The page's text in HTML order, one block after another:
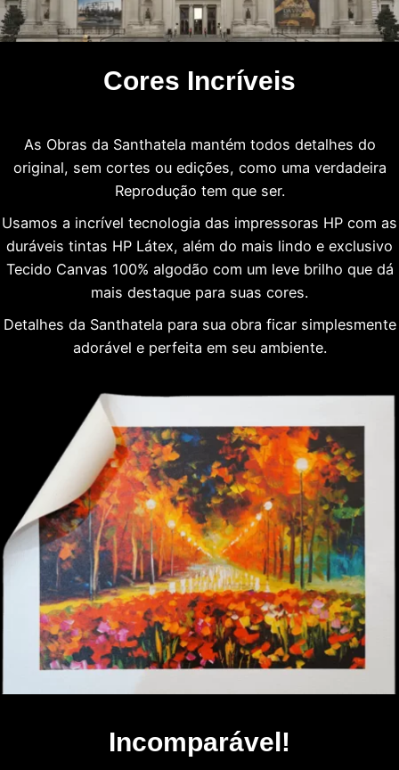
Cores Incríveis
As Obras da Santhatela mantém todos detalhes do
original, sem cortes ou edições, como uma verdadeira
Reprodução tem que ser.
Usamos a incrível tecnologia das impressoras HP com as
duráveis tintas HP Látex, além do mais lindo e exclusivo
Tecido Canvas 100% algodão com um leve brilho que dá
mais destaque para suas cores.
Detalhes da Santhatela para sua obra ficar simplesmente
adorável e perfeita em seu ambiente.
Incomparável!